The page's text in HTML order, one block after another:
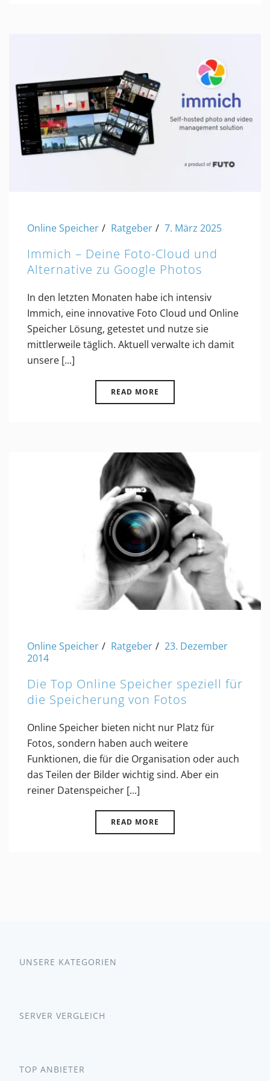
Online Speicher Ratgeber 7. März 2025
Immich – Deine Foto-Cloud und
Alternative zu Google Photos
In den letzten Monaten habe ich intensiv
Immich, eine innovative Foto Cloud und Online
Speicher Lösung, getestet und nutze sie
mittlerweile täglich. Aktuell verwalte ich damit
unsere [...]
READ MORE
Online Speicher Ratgeber
23. Dezember
2014
Die Top Online Speicher speziell für
die Speicherung von Fotos
Online Speicher bieten nicht nur Platz für
Fotos, sondern haben auch weitere
Funktionen, die für die Organisation oder auch
das Teilen der Bilder wichtig sind. Aber ein
reiner Datenspeicher [...]
READ MORE
UNSERE KATEGORIEN
SERVER VERGLEICH
TOP ANBIETER